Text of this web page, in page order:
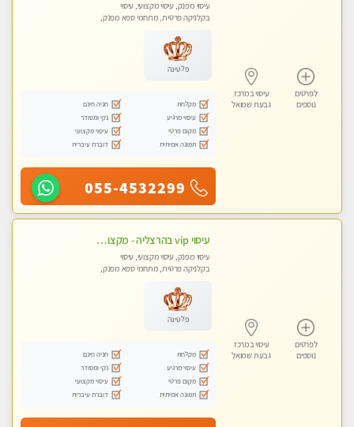
לפרטים
נוספים
עיסוי במרכז
גבעת שמואל
עיסוי מפנק, עיסוי מקצועי, עיסוי
בקלניקה פרטית, מתחמי ספא מפנק,
פלטינה
מקלחת
חניה חינם
עיסוי מרגיע
נקי ומסודר
מקום פרטי
עיסוי מקצועי
תמונה אמיתית
דוברת עיברית
055-4532299
לפרטים
נוספים
עיסוי במרכז
גבעת שמואל
עיסוי vip בהרצליה - מקצועי ומפנק ומקצועי ומיוחד
עיסוי מפנק, עיסוי מקצועי, עיסוי
בקלניקה פרטית, מתחמי ספא מפנק,
פלטינה
מקלחת
חניה חינם
עיסוי מרגיע
נקי ומסודר
מקום פרטי
עיסוי מקצועי
תמונה אמיתית
דוברת עיברית